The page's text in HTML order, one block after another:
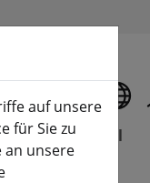
Seite)
Basil
auf unsere
für Sie zu
an unsere